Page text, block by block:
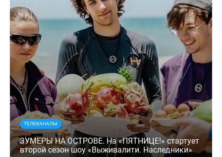
ТЕЛЕКАНАЛЫ
ЗУМЕРЫ НА ОСТРОВЕ. На «ПЯТНИЦЕ!» стартует
второй сезон шоу «Выживалити. Наследники»